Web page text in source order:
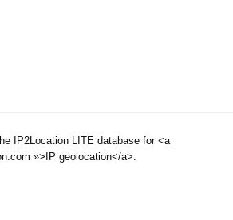
IP2Location LITE database for <a
»>IP geolocation</a>.